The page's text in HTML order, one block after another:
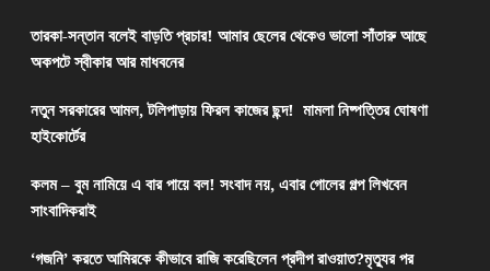
তারকা-সন্তান বলেই বাড়তি প্রচার! আমার ছেলের থেকেও ভালো সাঁতারু আছে
অকপটে স্বীকার আর মাধবনের
নতুন সরকারের আমল, টলিপাড়ায় ফিরল কাজের ছন্দ! মামলা নিষ্পত্তির ঘোষণা
হাইকোর্টের
কলম – বুম নামিয়ে এ বার পায়ে বল! সংবাদ নয়, এবার গোলের গল্প লিখবেন
সাংবাদিকরাই
‘গজনি’ করতে আমিরকে কীভাবে রাজি করেছিলেন প্রদীপ রাওয়াত?মৃত্যুর পর